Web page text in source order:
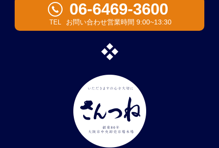
TEL
06-6469-3600
お問い合わせ営業時間 9:00~13:30